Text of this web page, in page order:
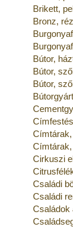
Brikett,
Bronz,
Bútor,
Bútor,
Bútor,
Cirkuszi
Családi
Családi
Családok